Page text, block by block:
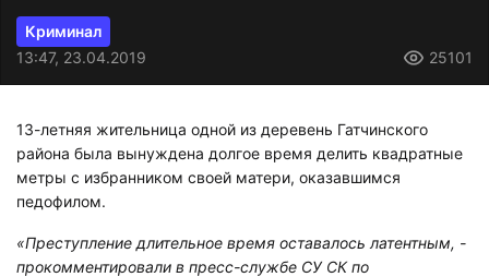
Криминал
13:47, 23.04.2019
25101
13-летняя жительница одной из деревень Гатчинского
района была вынуждена долгое время делить квадратные
метры с избранником своей матери, оказавшимся
педофилом.
«Преступление длительное время оставалось латентным, -
прокомментировали в пресс-службе СУ СК по